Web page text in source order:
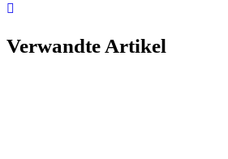
Verwandte Artikel